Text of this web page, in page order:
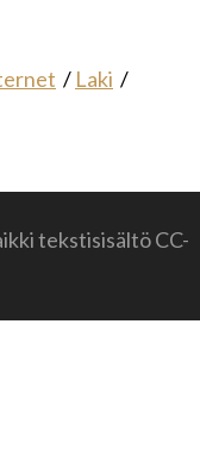
/ Laki /
tekstisisältö CC-